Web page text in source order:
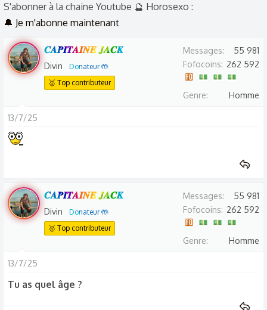
S'abonner à la chaine Youtube 🔮 Horosexo :
🔔 Je m'abonne maintenant
𝑪𝑨𝑷𝑰𝑻𝑨𝑰𝑵𝑬 𝑱𝑨𝑪𝑲
Divin
Donateur 🤲
🥇 Top contributeur
Messages
55 981
Fofocoins
262 592
Genre Homme
13/7/25
𝑪𝑨𝑷𝑰𝑻𝑨𝑰𝑵𝑬 𝑱𝑨𝑪𝑲
Divin
Donateur 🤲
🥇 Top contributeur
Messages
55 981
Fofocoins
262 592
Genre Homme
13/7/25
Tu as quel âge ?